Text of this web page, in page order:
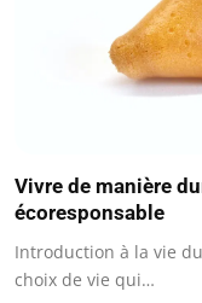
Vivre de manière
écoresponsable
Introduction à la vie
choix de vie qui…